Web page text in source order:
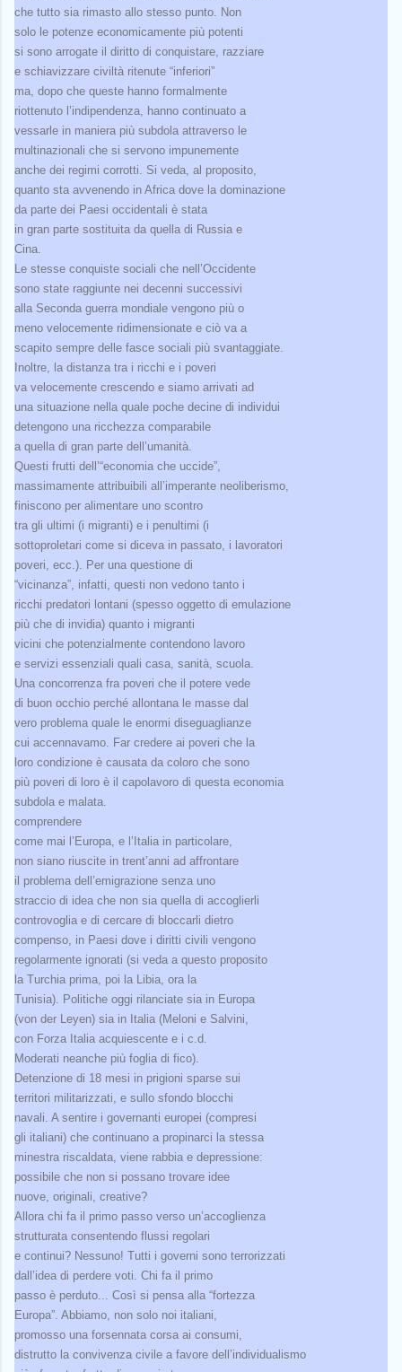
che tutto sia rimasto allo stesso punto. Non
solo le potenze economicamente più potenti
si sono arrogate il diritto di conquistare, razziare
e schiavizzare civiltà ritenute “inferiori”
ma, dopo che queste hanno formalmente
riottenuto l’indipendenza, hanno continuato a
vessarle in maniera più subdola attraverso le
multinazionali che si servono impunemente
anche dei regimi corrotti. Si veda, al proposito,
quanto sta avvenendo in Africa dove la dominazione
da parte dei Paesi occidentali è stata
in gran parte sostituita da quella di Russia e
Cina.
Le stesse conquiste sociali che nell’Occidente
sono state raggiunte nei decenni successivi
alla Seconda guerra mondiale vengono più o
meno velocemente ridimensionate e ciò va a
scapito sempre delle fasce sociali più svantaggiate.
Inoltre, la distanza tra i ricchi e i poveri
va velocemente crescendo e siamo arrivati ad
una situazione nella quale poche decine di individui
detengono una ricchezza comparabile
a quella di gran parte dell’umanità.
Questi frutti dell’“economia che uccide”,
massimamente attribuibili all’imperante neoliberismo,
finiscono per alimentare uno scontro
tra gli ultimi (i migranti) e i penultimi (i
sottoproletari come si diceva in passato, i lavoratori
poveri, ecc.). Per una questione di
“vicinanza”, infatti, questi non vedono tanto i
ricchi predatori lontani (spesso oggetto di emulazione
più che di invidia) quanto i migranti
vicini che potenzialmente contendono lavoro
e servizi essenziali quali casa, sanità, scuola.
Una concorrenza fra poveri che il potere vede
di buon occhio perché allontana le masse dal
vero problema quale le enormi diseguaglianze
cui accennavamo. Far credere ai poveri che la
loro condizione è causata da coloro che sono
più poveri di loro è il capolavoro di questa economia
subdola e malata.
comprendere
come mai l’Europa, e l’Italia in particolare,
non siano riuscite in trent’anni ad affrontare
il problema dell’emigrazione senza uno
straccio di idea che non sia quella di accoglierli
controvoglia e di cercare di bloccarli dietro
compenso, in Paesi dove i diritti civili vengono
regolarmente ignorati (si veda a questo proposito
la Turchia prima, poi la Libia, ora la
Tunisia). Politiche oggi rilanciate sia in Europa
(von der Leyen) sia in Italia (Meloni e Salvini,
con Forza Italia acquiescente e i c.d.
Moderati neanche più foglia di fico).
Detenzione di 18 mesi in prigioni sparse sui
territori militarizzati, e sullo sfondo blocchi
navali. A sentire i governanti europei (compresi
gli italiani) che continuano a propinarci la stessa
minestra riscaldata, viene rabbia e depressione:
possibile che non si possano trovare idee
nuove, originali, creative?
Allora chi fa il primo passo verso un’accoglienza
strutturata consentendo flussi regolari
e continui? Nessuno! Tutti i governi sono terrorizzati
dall’idea di perdere voti. Chi fa il primo
passo è perduto... Così si pensa alla “fortezza
Europa”. Abbiamo, non solo noi italiani,
promosso una forsennata corsa ai consumi,
distrutto la convivenza civile a favore dell’individualismo